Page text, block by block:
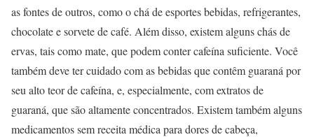
as fontes de outros, como o chá de esportes bebidas, refrigerantes,
chocolate e sorvete de café. Além disso, existem alguns chás de
ervas, tais como mate, que podem conter cafeína suficiente. Você
também deve ter cuidado com as bebidas que contêm guaraná por
seu alto teor de cafeína, e, especialmente, com extratos de
guaraná, que são altamente concentrados. Existem também alguns
medicamentos sem receita médica para dores de cabeça,